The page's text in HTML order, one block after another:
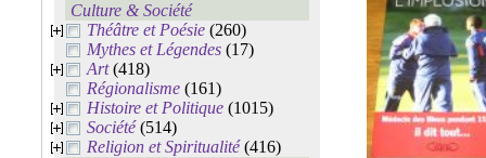
Culture & Société
Théâtre et Poésie (260)
Mythes et Légendes (17)
Art(418)
Régionalisme (161)
Histoire et Politique (1015)
Société(514)
Religion et Spiritualité(416)